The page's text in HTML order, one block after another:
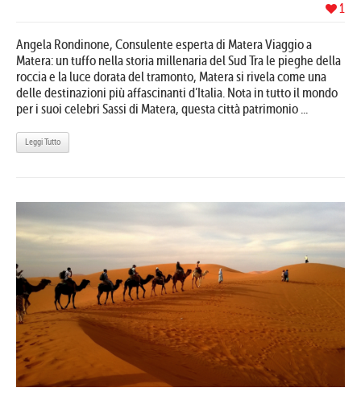
1
Angela Rondinone, Consulente esperta di Matera Viaggio a
Matera: un tuffo nella storia millenaria del Sud Tra le pieghe della
roccia e la luce dorata del tramonto, Matera si rivela come una
delle destinazioni più affascinanti d’Italia. Nota in tutto il mondo
per i suoi celebri Sassi di Matera, questa città patrimonio ...
Leggi Tutto